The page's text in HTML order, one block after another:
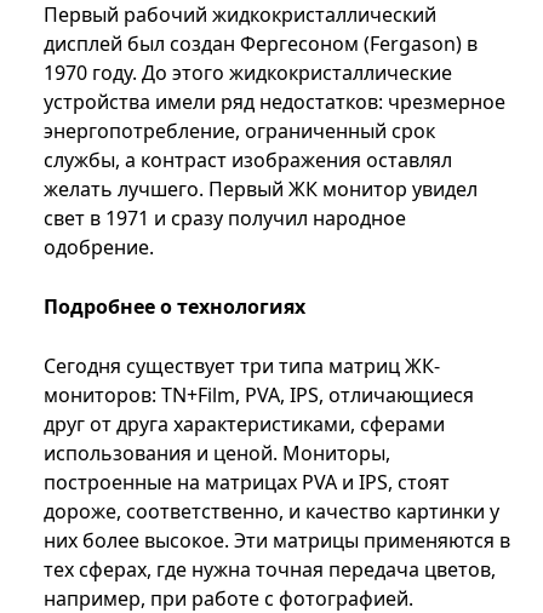
Первый рабочий жидкокристаллический
дисплей был создан Фергесоном (Fergason) в
1970 году. До этого жидкокристаллические
устройства имели ряд недостатков: чрезмерное
энергопотребление, ограниченный срок
службы, а контраст изображения оставлял
желать лучшего. Первый ЖК монитор увидел
свет в 1971 и сразу получил народное
одобрение.
Подробнее о технологиях
Сегодня существует три типа матриц ЖК-
мониторов: TN+Film, PVA, IPS, отличающиеся
друг от друга характеристиками, сферами
использования и ценой. Мониторы,
построенные на матрицах PVA и IPS, стоят
дороже, соответственно, и качество картинки у
них более высокое. Эти матрицы применяются в
тех сферах, где нужна точная передача цветов,
например, при работе с фотографией.